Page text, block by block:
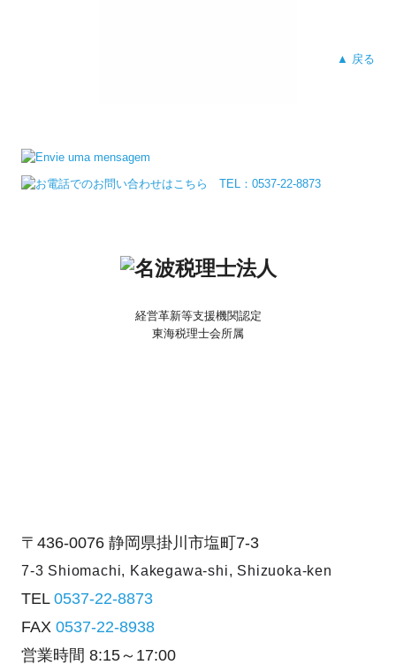
▲ 戻る
経営革新等支援機関認定
東海税理士会所属
〒436-0076静岡県掛川市塩町7-3
7-3 Shiomachi, Kakegawa-shi, Shizuoka-ken
TEL0537-22-8873
FAX0537-22-8938
営業時間 8:15～17:00